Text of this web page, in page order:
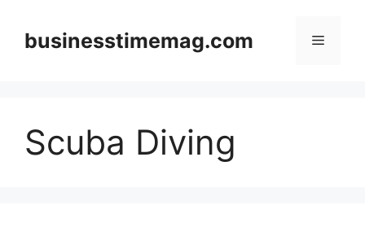
contentbusinesstimemag.com Menu
Scuba Diving